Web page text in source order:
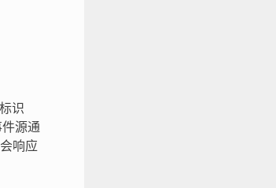
识
源通
响应